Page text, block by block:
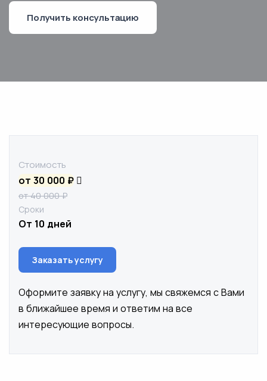
Получить консультацию
Стоимость
от 30 000 ₽
от 40 000 ₽
Сроки
От 10 дней
Заказать услугу
Оформите заявку на услугу, мы свяжемся с Вами
в ближайшее время и ответим на все
интересующие вопросы.